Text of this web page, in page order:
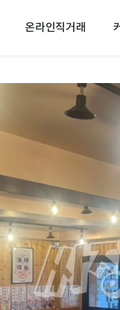
온라인직거래